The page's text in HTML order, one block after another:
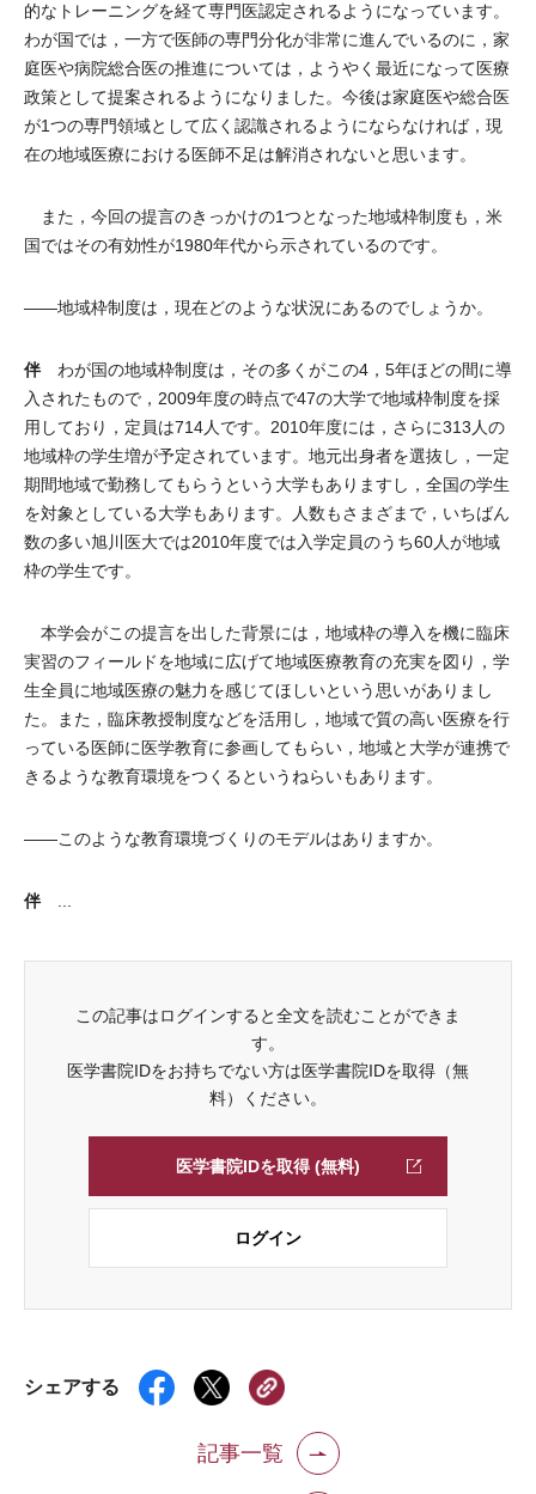
的なトレーニングを経て専門医認定されるようになっています。
わが国では，一方で医師の専門分化が非常に進んでいるのに，家
庭医や病院総合医の推進については，ようやく最近になって医療
政策として提案されるようになりました。今後は家庭医や総合医
が1つの専門領域として広く認識されるようにならなければ，現
在の地域医療における医師不足は解消されないと思います。
また，今回の提言のきっかけの1つとなった地域枠制度も，米
国ではその有効性が1980年代から示されているのです。
――地域枠制度は，現在どのような状況にあるのでしょうか。
伴わが国の地域枠制度は，その多くがこの4，5年ほどの間に導
入されたもので，2009年度の時点で47の大学で地域枠制度を採
用しており，定員は714人です。2010年度には，さらに313人の
地域枠の学生増が予定されています。地元出身者を選抜し，一定
期間地域で勤務してもらうという大学もありますし，全国の学生
を対象としている大学もあります。人数もさまざまで，いちばん
数の多い旭川医大では2010年度では入学定員のうち60人が地域
枠の学生です。
本学会がこの提言を出した背景には，地域枠の導入を機に臨床
実習のフィールドを地域に広げて地域医療教育の充実を図り，学
生全員に地域医療の魅力を感じてほしいという思いがありまし
た。また，臨床教授制度などを活用し，地域で質の高い医療を行
っている医師に医学教育に参画してもらい，地域と大学が連携で
きるような教育環境をつくるというねらいもあります。
――このような教育環境づくりのモデルはありますか。
伴...
この記事はログインすると全文を読むことができま
す。
医学書院IDをお持ちでない方は医学書院IDを取得（無
料）ください。
医学書院IDを取得 (無料)
ログイン
シェアする
記事一覧